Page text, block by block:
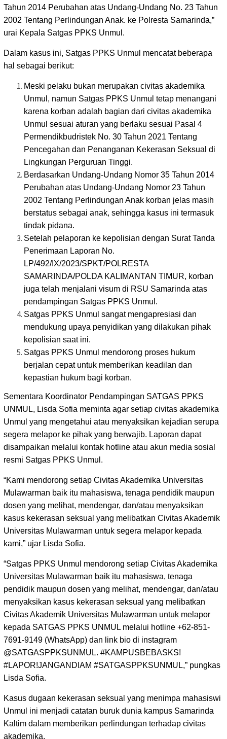
Tahun 2014 Perubahan atas Undang-Undang No. 23 Tahun
2002 Tentang Perlindungan Anak. ke Polresta Samarinda,”
urai Kepala Satgas PPKS Unmul.
Dalam kasus ini, Satgas PPKS Unmul mencatat beberapa
hal sebagai berikut:
Meski pelaku bukan merupakan civitas akademika
Unmul, namun Satgas PPKS Unmul tetap menangani
karena korban adalah bagian dari civitas akademika
Unmul sesuai aturan yang berlaku sesuai Pasal 4
Permendikbudristek No. 30 Tahun 2021 Tentang
Pencegahan dan Penanganan Kekerasan Seksual di
Lingkungan Perguruan Tinggi.
Berdasarkan Undang-Undang Nomor 35 Tahun 2014
Perubahan atas Undang-Undang Nomor 23 Tahun
2002 Tentang Perlindungan Anak korban jelas masih
berstatus sebagai anak, sehingga kasus ini termasuk
tindak pidana.
Setelah pelaporan ke kepolisian dengan Surat Tanda
Penerimaan Laporan No.
LP/492/IX/2023/SPKT/POLRESTA
SAMARINDA/POLDA KALIMANTAN TIMUR, korban
juga telah menjalani visum di RSU Samarinda atas
pendampingan Satgas PPKS Unmul.
Satgas PPKS Unmul sangat mengapresiasi dan
mendukung upaya penyidikan yang dilakukan pihak
kepolisian saat ini.
Satgas PPKS Unmul mendorong proses hukum
berjalan cepat untuk memberikan keadilan dan
kepastian hukum bagi korban.
Sementara Koordinator Pendampingan SATGAS PPKS
UNMUL, Lisda Sofia meminta agar setiap civitas akademika
Unmul yang mengetahui atau menyaksikan kejadian serupa
segera melapor ke pihak yang berwajib. Laporan dapat
disampaikan melalui kontak hotline atau akun media sosial
resmi Satgas PPKS Unmul.
“Kami mendorong setiap Civitas Akademika Universitas
Mulawarman baik itu mahasiswa, tenaga pendidik maupun
dosen yang melihat, mendengar, dan/atau menyaksikan
kasus kekerasan seksual yang melibatkan Civitas Akademik
Universitas Mulawarman untuk segera melapor kepada
kami,” ujar Lisda Sofia.
“Satgas PPKS Unmul mendorong setiap Civitas Akademika
Universitas Mulawarman baik itu mahasiswa, tenaga
pendidik maupun dosen yang melihat, mendengar, dan/atau
menyaksikan kasus kekerasan seksual yang melibatkan
Civitas Akademik Universitas Mulawarman untuk melapor
kepada SATGAS PPKS UNMUL melalui hotline +62-851-
7691-9149 (WhatsApp) dan link bio di instagram
@SATGASPPKSUNMUL. #KAMPUSBEBASKS!
#LAPOR!JANGANDIAM #SATGASPPKSUNMUL,” pungkas
Lisda Sofia.
Kasus dugaan kekerasan seksual yang menimpa mahasiswi
Unmul ini menjadi catatan buruk dunia kampus Samarinda
Kaltim dalam memberikan perlindungan terhadap civitas
akademika.